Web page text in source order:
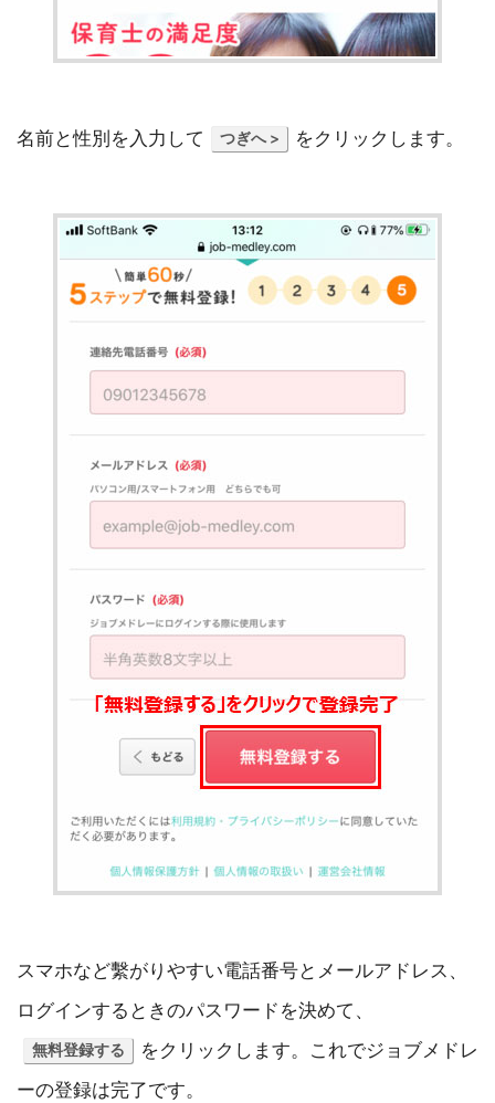
名前と性別を入力して つぎへ > をクリックします。
スマホなど繫がりやすい電話番号とメールアドレス、
ログインするときのパスワードを決めて、
無料登録する
をクリックします。これでジョブメドレ
ーの登録は完了です。